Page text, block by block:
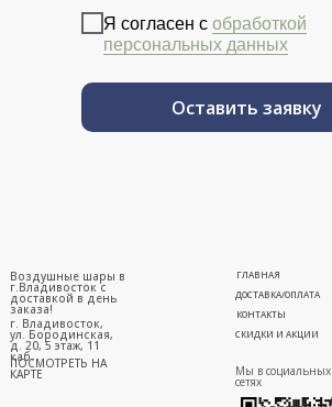
Я согласен с обработкой
персональных данных
Оставить заявку
г. Владивосток,
ул. Бородинская,
д. 20, 5 этаж, 11
каб.
ПОСМОТРЕТЬ НА
КАРТЕ
ГЛАВНАЯ
ДОСТАВКА/ОПЛАТА
СКИДКИ И АКЦИИ
КОНТАКТЫ
Воздушные шары в
г.Владивосток с
доставкой в день
заказа!
Мы в социальных
сетях